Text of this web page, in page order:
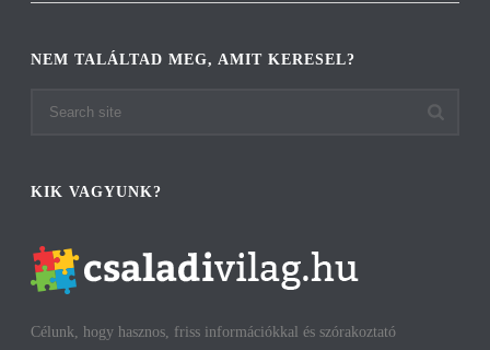
NEM TALÁLTAD MEG, AMIT KERESEL?
KIK VAGYUNK?
Célunk, hogy hasznos, friss információkkal és szórakoztató